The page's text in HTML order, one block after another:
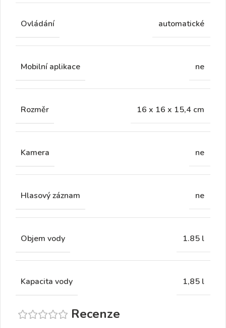
Ovládání automatické
Mobilní aplikace ne
Rozměr 16 x 16 x 15,4 cm
Kamera ne
Hlasový záznam ne
Objem vody 1.85 l
Kapacita vody 1,85 l
Recenze